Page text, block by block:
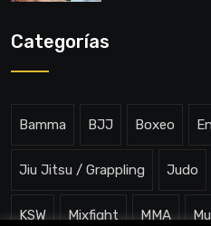
Categorías
Bamma BJJ Boxeo
Jiu Jitsu / Grappling Judo
KSW Mixfight MMA